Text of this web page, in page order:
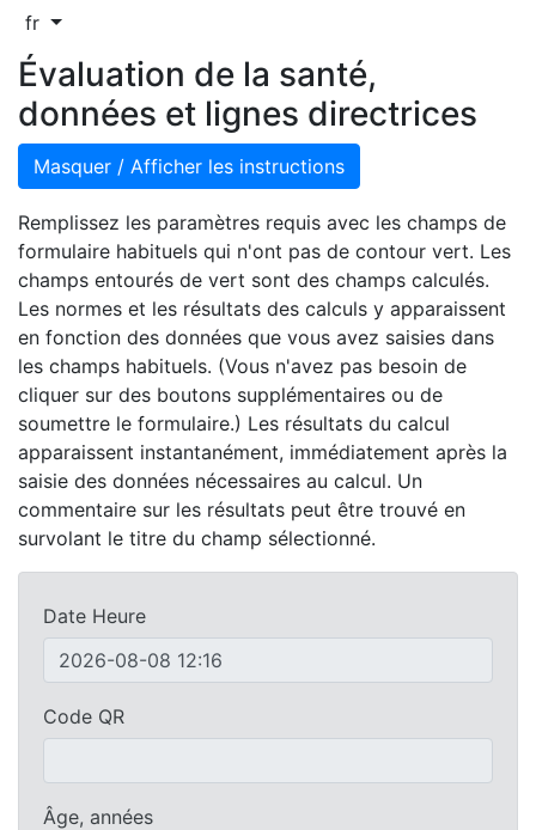
fr
Évaluation de la santé,
données et lignes directrices
Masquer / Afficher les instructions
Remplissez les paramètres requis avec les champs de
formulaire habituels qui n'ont pas de contour vert. Les
champs entourés de vert sont des champs calculés.
Les normes et les résultats des calculs y apparaissent
en fonction des données que vous avez saisies dans
les champs habituels. (Vous n'avez pas besoin de
cliquer sur des boutons supplémentaires ou de
soumettre le formulaire.) Les résultats du calcul
apparaissent instantanément, immédiatement après la
saisie des données nécessaires au calcul. Un
commentaire sur les résultats peut être trouvé en
survolant le titre du champ sélectionné.
Date Heure
Code QR
Âge, années